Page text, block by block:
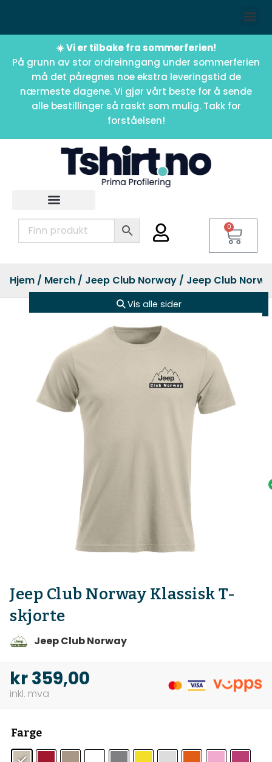
☀️ Vi er tilbake fra sommerferien!
På grunn av stor ordreinngang under sommerferien
må det påregnes noe ekstra leveringstid de
nærmeste dagene. Vi gjør vårt beste for å sende
alle bestillinger så raskt som mulig. Takk for
forståelsen!
0
Hjem / Merch / Jeep Club Norway / Jeep Club
Vis alle sider
Jeep Club Norway Klassisk T-
skjorte
Jeep Club Norway
kr359,00
Farge